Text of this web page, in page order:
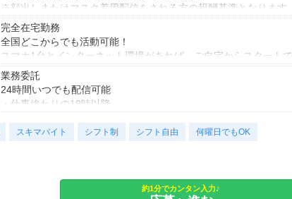
※顔出しまたはマスク着用配信をされる方の報酬基準となります
【収入例】
■事務職Aさん（週3日・月50時間程度）
月収8万円～15万円
■営業職Bさん（週4日・月80時間程度）
月収15万円～25万円
■主婦Cさん（月100時間程度）
本業や家庭と両立しながら副業として活動されています。
完全在宅勤務
全国どこからでも活動可能！
スマホ1台とインターネット環境があれば、ご自宅からスタートで
きます。
通勤時間ゼロだから、本業やプライベートとの両立もラクラク♪
業務委託
24時間いつでも配信可能
・仕事終わりの19時以降
・スキマ時間だけ
安定した活動を目指す方には、月30〜50時間以上の配信を推奨し
スキマバイト シフト制 シフト自由 何曜日でもOK
約1分でカンタン入力♪